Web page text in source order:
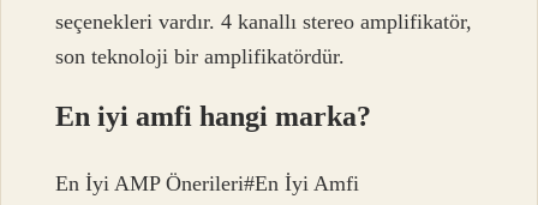
seçenekleri vardır. 4 kanallı stereo amplifikatör,
son teknoloji bir amplifikatördür.
En iyi amfi hangi marka?
En İyi AMP Önerileri#En İyi Amfi